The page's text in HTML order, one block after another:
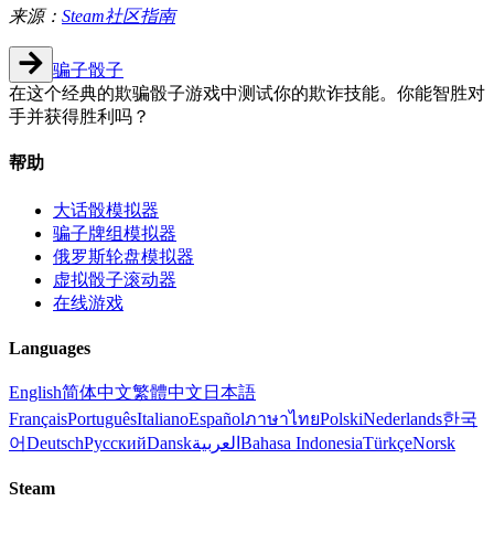
来源： Steam社区指南
骗子骰子
在这个经典的欺骗骰子游戏中测试你的欺诈技能。你能智胜对
手并获得胜利吗？
帮助
大话骰模拟器
骗子牌组模拟器
俄罗斯轮盘模拟器
虚拟骰子滚动器
在线游戏
Languages
English简体中文繁體中文 日本語
FrançaisPortuguêsItalianoEspañolภาษาไทยPolskiNederlands한국
어DeutschРусскийDanskالعربية Bahasa IndonesiaTürkçeNorsk
Steam